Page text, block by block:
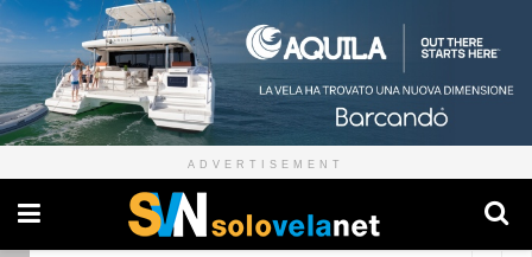
ADVERTISEMENT